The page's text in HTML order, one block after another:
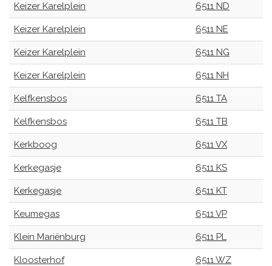
Keizer Karelplein 6511 ND
Keizer Karelplein 6511 NE
Keizer Karelplein 6511 NG
Keizer Karelplein 6511 NH
Kelfkensbos 6511 TA
Kelfkensbos 6511 TB
Kerkboog 6511 VX
Kerkegasje 6511 KS
Kerkegasje 6511 KT
Keumegas 6511 VP
Klein Mariënburg 6511 PL
Kloosterhof 6511 WZ